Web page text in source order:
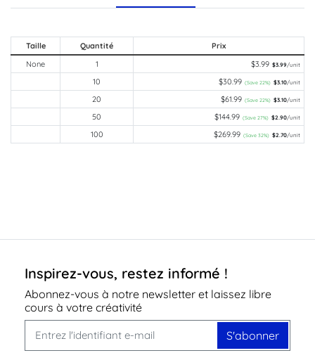
Taille Quantité
Prix
None
1 $3.99 $3.99/unit
10 $30.99 (Save 22%) $3.10/unit
20 $61.99 (Save 22%) $3.10/unit
50 $144.99 (Save 27%) $2.90/unit
100 $269.99 (Save 32%) $2.70/unit
Inspirez-vous, restez informé !
Abonnez-vous à notre newsletter et laissez libre
cours à votre créativité
S'abonner